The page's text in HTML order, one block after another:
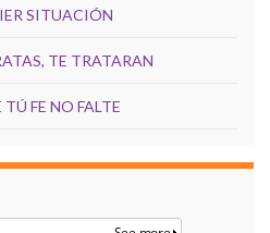
SITUACIÓN
TE TRATARAN
FE NO FALTE